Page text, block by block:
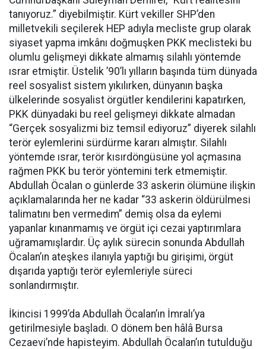
tanıyoruz.” diyebilmiştir. Kürt vekiller SHP’den
milletvekili seçilerek HEP adıyla mecliste grup olarak
siyaset yapma imkânı doğmuşken PKK meclisteki bu
olumlu gelişmeyi dikkate almamış silahlı yöntemde
ısrar etmiştir. Üstelik ’90’lı yılların başında tüm dünyada
reel sosyalist sistem yıkılırken, dünyanın başka
ülkelerinde sosyalist örgütler kendilerini kapatırken,
PKK dünyadaki bu reel gelişmeyi dikkate almadan
“Gerçek sosyalizmi biz temsil ediyoruz” diyerek silahlı
terör eylemlerini sürdürme kararı almıştır. Silahlı
yöntemde ısrar, terör kısırdöngüsüne yol açmasına
rağmen PKK bu terör yöntemini terk etmemiştir.
Abdullah Öcalan o günlerde 33 askerin ölümüne ilişkin
açıklamalarında her ne kadar “33 askerin öldürülmesi
talimatını ben vermedim” demiş olsa da eylemi
yapanlar kınanmamış ve örgüt içi cezai yaptırımlara
uğramamışlardır. Üç aylık sürecin sonunda Abdullah
Öcalan’ın ateşkes ilanıyla yaptığı bu girişimi, örgüt
dışarıda yaptığı terör eylemleriyle süreci
sonlandırmıştır.
İkincisi 1999’da Abdullah Öcalan’ın İmralı’ya
getirilmesiyle başladı. O dönem ben hâlâ Bursa
Cezaevi’nde hapisteyim. Abdullah Öcalan’ın tutulduğu